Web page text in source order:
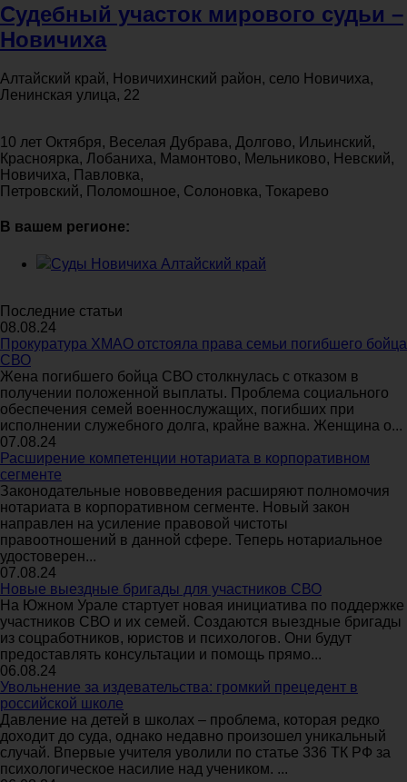
Судебный участок мирового судьи –
Новичиха
Алтайский край, Новичихинский район, село Новичиха,
Ленинская улица, 22
10 лет Октября, Веселая Дубрава, Долгово, Ильинский,
Красноярка, Лобаниха, Мамонтово, Мельниково, Невский,
Новичиха, Павловка,
Петровский, Поломошное, Солоновка, Токарево
В вашем регионе:
Суды Новичиха Алтайский край
Последние статьи
08.08.24
Прокуратура ХМАО отстояла права семьи погибшего бойца
СВО
Жена погибшего бойца СВО столкнулась с отказом в
получении положенной выплаты. Проблема социального
обеспечения семей военнослужащих, погибших при
исполнении служебного долга, крайне важна. Женщина о...
07.08.24
Расширение компетенции нотариата в корпоративном
сегменте
Законодательные нововведения расширяют полномочия
нотариата в корпоративном сегменте. Новый закон
направлен на усиление правовой чистоты
правоотношений в данной сфере. Теперь нотариальное
удостоверен...
07.08.24
Новые выездные бригады для участников СВО
На Южном Урале стартует новая инициатива по поддержке
участников СВО и их семей. Создаются выездные бригады
из соцработников, юристов и психологов. Они будут
предоставлять консультации и помощь прямо...
06.08.24
Увольнение за издевательства: громкий прецедент в
российской школе
Давление на детей в школах – проблема, которая редко
доходит до суда, однако недавно произошел уникальный
случай. Впервые учителя уволили по статье 336 ТК РФ за
психологическое насилие над учеником. ...